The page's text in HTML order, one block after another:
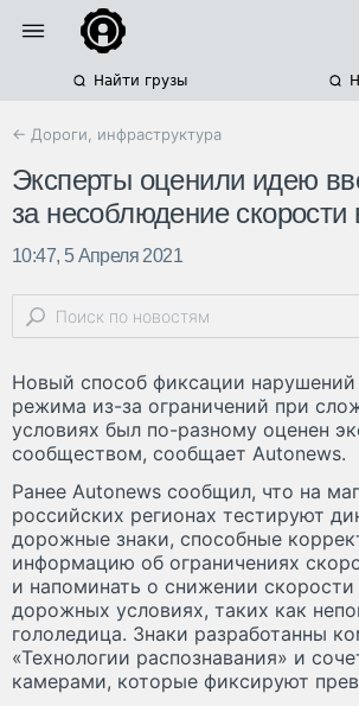
Найти грузы
← Дороги, инфраструктура
Эксперты оценили идею
за несоблюдение скорости
10:47, 5 Апреля 2021
Новый способ фиксации нарушений
режима из-за ограничений при
условиях был по-разному оценен
сообществом, сообщает Autonews.
Ранее Autonews сообщил, что на
российских регионах тестируют
дорожные знаки, способные
информацию об ограничениях
и напоминать о снижении
дорожных условиях, таких как
гололедица. Знаки разработанны
«Технологии распознавания» и
камерами, которые фиксируют